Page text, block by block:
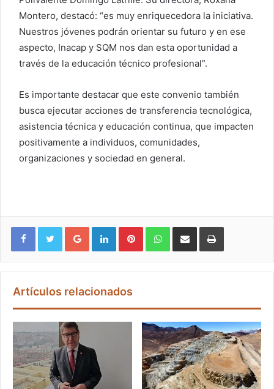
Montero, destacó: “es muy enriquecedora la iniciativa.
Nuestros jóvenes podrán orientar su futuro y en ese
aspecto, Inacap y SQM nos dan esta oportunidad a
través de la educación técnico profesional”.
Es importante destacar que este convenio también
busca ejecutar acciones de transferencia tecnológica,
asistencia técnica y educación continua, que impacten
positivamente a individuos, comunidades,
organizaciones y sociedad en general.
Google+ LinkedIn Pinterest WhatsApp
Artículos relacionados